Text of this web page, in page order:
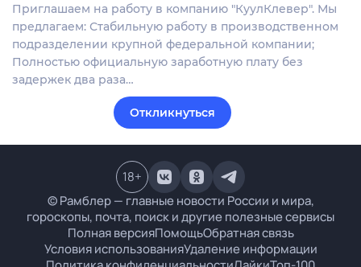
Приглашаем на работу в компанию "КуулКлевер". Мы
предлагаем: Стабильную работу в производственном
подразделении крупной федеральной компании;
Полностью официальную заработную плату без
задержек два раза…
Откликнуться
© Рамблер — главные новости России и мира,
гороскопы, почта, поиск и другие полезные сервисы
Полная версияПомощьОбратная связь
Условия использованияУдаление информации
18+